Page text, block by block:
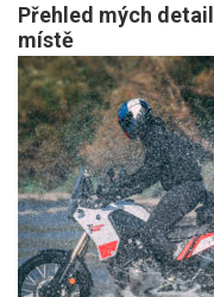
Přehled mých
místě